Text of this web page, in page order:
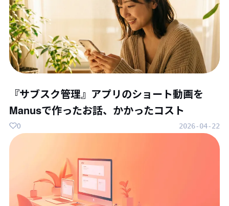
『サブスク管理』アプリのショート動画を
Manusで作ったお話、かかったコスト
2026-04-22
0